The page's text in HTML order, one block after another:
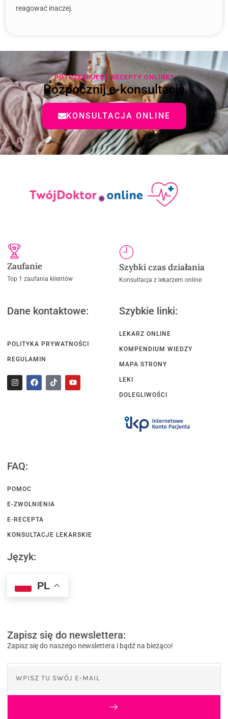
reagować inaczej.
POTRZEBUJESZ RECEPTY ONLINE?
Rozpocznij e-konsultację
KONSULTACJA ONLINE
Zaufanie
Top 1 zaufania klientów
Szybki czas działania
Konsultacja z lekarzem online
Dane kontaktowe:
POLITYKA PRYWATNOŚCI
REGULAMIN
Szybkie linki:
LEKARZ ONLINE
KOMPENDIUM WIEDZY
MAPA STRONY
LEKI
DOLEGLIWOŚCI
FAQ:
POMOC
E-ZWOLNIENIA
E-RECEPTA
KONSULTACJE LEKARSKIE
Język:
PL
Zapisz się do newslettera:
Zapisz się do naszego newslettera i bądź na bieżąco!